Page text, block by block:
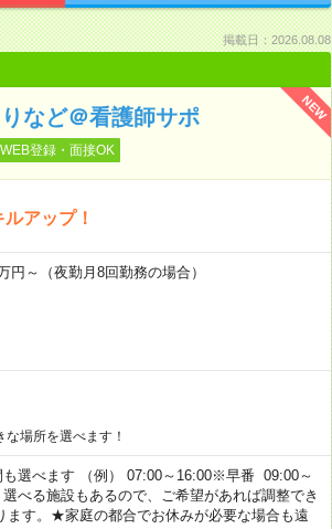
掲載日：2026.08.08
NEW
など＠看護師サポ
WEB登録・面接OK
アップ！
～（夜勤月8回勤務の場合）
場所を選べます！
選べます （例） 07:00～16:00※早番 09:00～
る施設もあるので、ご希望があれば調整でき
す。★家庭の都合でお休みが必要な場合も遠